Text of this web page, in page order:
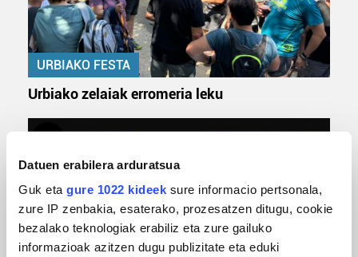
Datuen erabilera arduratsua
Guk eta gure 1022 kideek sure informacio pertsonala,
zure IP zenbakia, esaterako, prozesatzen ditugu, cookie
bezalako teknologiak erabiliz eta zure gailuko
informazioak azitzen dugu publizitate eta eduki
URBIAKO FESTA
Urbiako zelaiak erromeria leku